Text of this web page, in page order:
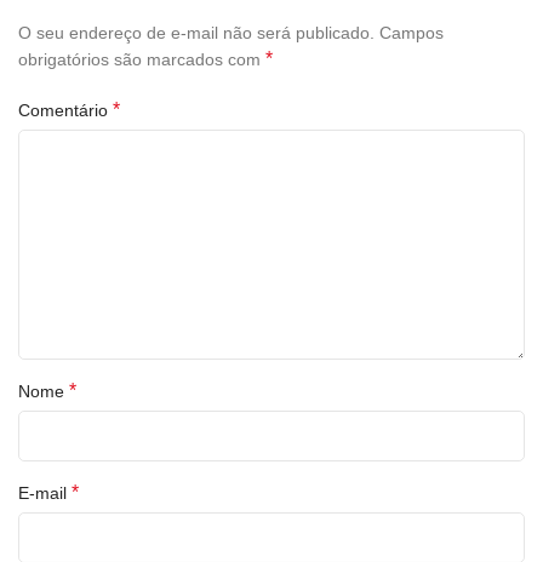
O seu endereço de e-mail não será publicado. Campos
obrigatórios são marcados com *
Comentário *
Nome *
E-mail *